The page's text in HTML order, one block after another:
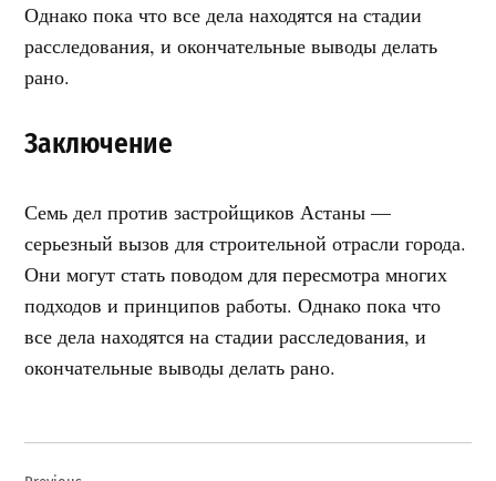
Однако пока что все дела находятся на стадии
расследования, и окончательные выводы делать
рано.
Заключение
Семь дел против застройщиков Астаны —
серьезный вызов для строительной отрасли города.
Они могут стать поводом для пересмотра многих
подходов и принципов работы. Однако пока что
все дела находятся на стадии расследования, и
окончательные выводы делать рано.